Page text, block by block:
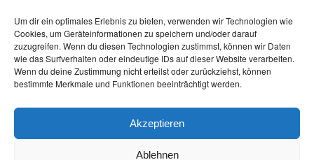
Um dir ein optimales Erlebnis zu bieten, verwenden wir Technologien wie
Cookies, um Geräteinformationen zu speichern und/oder darauf
zuzugreifen. Wenn du diesen Technologien zustimmst, können wir Daten
wie das Surfverhalten oder eindeutige IDs auf dieser Website verarbeiten.
Wenn du deine Zustimmung nicht erteilst oder zurückziehst, können
bestimmte Merkmale und Funktionen beeinträchtigt werden.
Akzeptieren
Ablehnen
Juni 2016
Mai 2016
März 2016
Februar 2016
Januar 2016
Dezember 2015
November 2015